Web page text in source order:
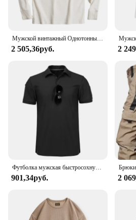
2 505,36руб. 2
901,34руб. 2